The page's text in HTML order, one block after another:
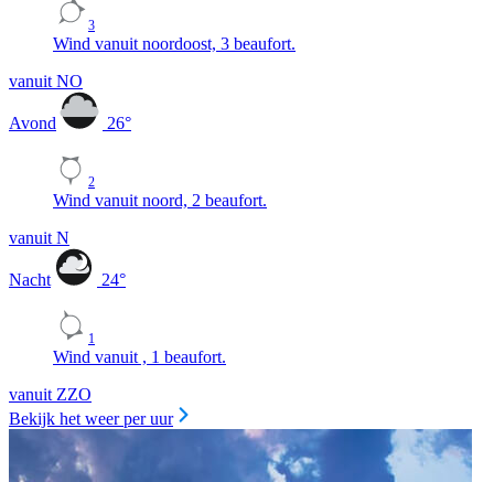
3
Wind vanuit noordoost, 3 beaufort.
vanuit NO
Avond 26°
2
Wind vanuit noord, 2 beaufort.
vanuit N
Nacht 24°
1
Wind vanuit , 1 beaufort.
vanuit ZZO
Bekijk het weer per uur